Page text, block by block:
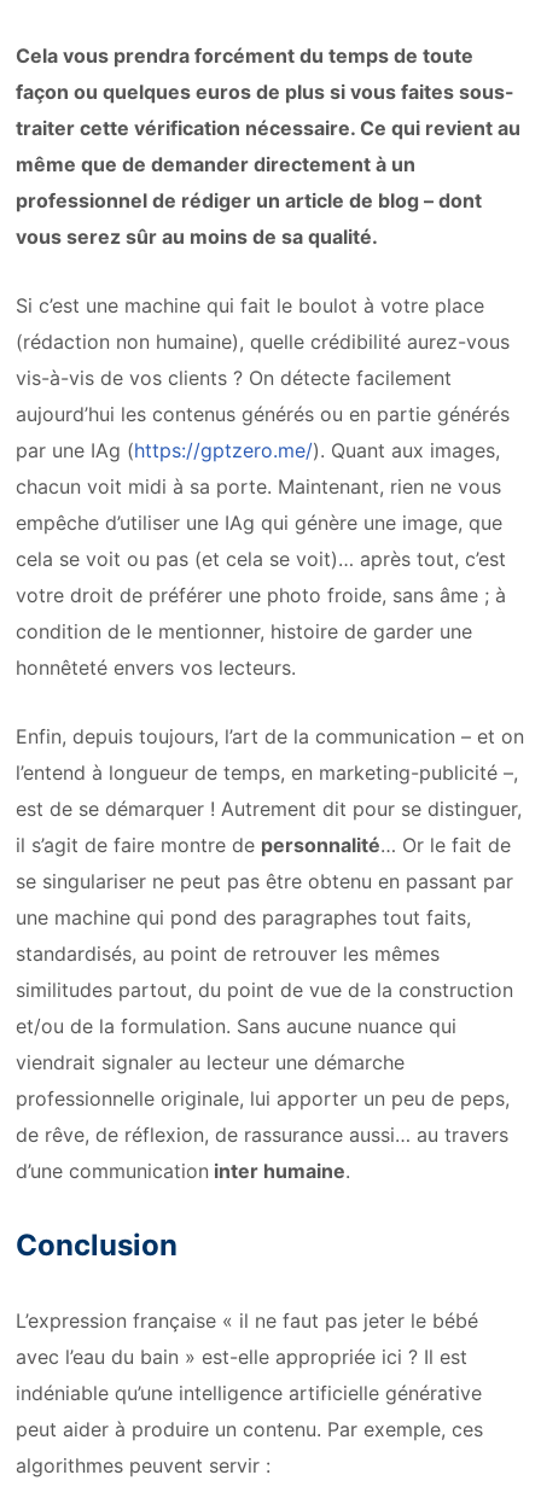
Cela vous prendra forcément du temps de toute
façon ou quelques euros de plus si vous faites sous-
traiter cette vérification nécessaire. Ce qui revient au
même que de demander directement à un
professionnel de rédiger un article de blog – dont
vous serez sûr au moins de sa qualité.
Si c’est une machine qui fait le boulot à votre place
(rédaction non humaine), quelle crédibilité aurez-vous
vis-à-vis de vos clients ? On détecte facilement
aujourd’hui les contenus générés ou en partie générés
par une IAg (https://gptzero.me/). Quant aux images,
chacun voit midi à sa porte. Maintenant, rien ne vous
empêche d’utiliser une IAg qui génère une image, que
cela se voit ou pas (et cela se voit)… après tout, c’est
votre droit de préférer une photo froide, sans âme ; à
condition de le mentionner, histoire de garder une
honnêteté envers vos lecteurs.
Enfin, depuis toujours, l’art de la communication – et on
l’entend à longueur de temps, en marketing-publicité –,
est de se démarquer ! Autrement dit pour se distinguer,
il s’agit de faire montre de personnalité… Or le fait de
se singulariser ne peut pas être obtenu en passant par
une machine qui pond des paragraphes tout faits,
standardisés, au point de retrouver les mêmes
similitudes partout, du point de vue de la construction
et/ou de la formulation. Sans aucune nuance qui
viendrait signaler au lecteur une démarche
professionnelle originale, lui apporter un peu de peps,
de rêve, de réflexion, de rassurance aussi… au travers
d’une communication inter humaine.
Conclusion
L’expression française « il ne faut pas jeter le bébé
avec l’eau du bain » est-elle appropriée ici ? Il est
indéniable qu’une intelligence artificielle générative
peut aider à produire un contenu. Par exemple, ces
algorithmes peuvent servir :